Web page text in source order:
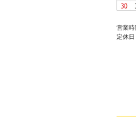
営業
定休日